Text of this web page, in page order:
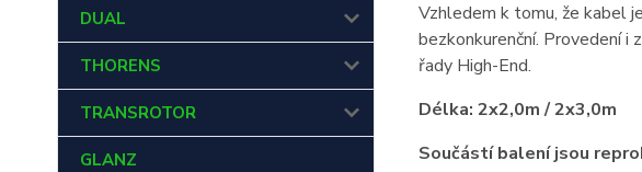
DUAL
THORENS
TRANSROTOR
GLANZ
Vzhledem k tomu, že kabel
bezkonkurenční. Provedení i
řady High-End.
Délka: 2x2,0m / 2x3,0m
Součástí balení jsou